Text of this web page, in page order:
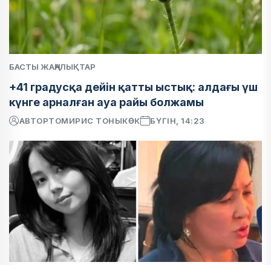
БАСТЫ ЖАҢАЛЫҚТАР
+41 градусқа дейін қатты ыстық: алдағы үш
күнге арналған ауа райы болжамы
АВТОРТОМИРИС ТОНЫКӨК БҮГІН, 14:23